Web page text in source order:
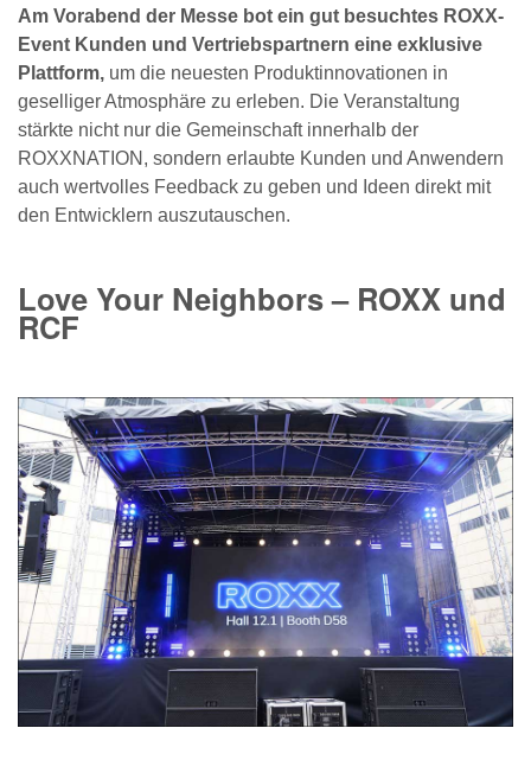
Am Vorabend der Messe bot ein gut besuchtes ROXX-
Event Kunden und Vertriebspartnern eine exklusive
Plattform, um die neuesten Produktinnovationen in
geselliger Atmosphäre zu erleben. Die Veranstaltung
stärkte nicht nur die Gemeinschaft innerhalb der
ROXXNATION, sondern erlaubte Kunden und Anwendern
auch wertvolles Feedback zu geben und Ideen direkt mit
den Entwicklern auszutauschen.
Love Your Neighbors – ROXX und
RCF